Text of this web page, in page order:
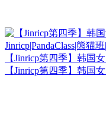
【Jinricp第四季】韩国
【Jinricp第四季】韩国